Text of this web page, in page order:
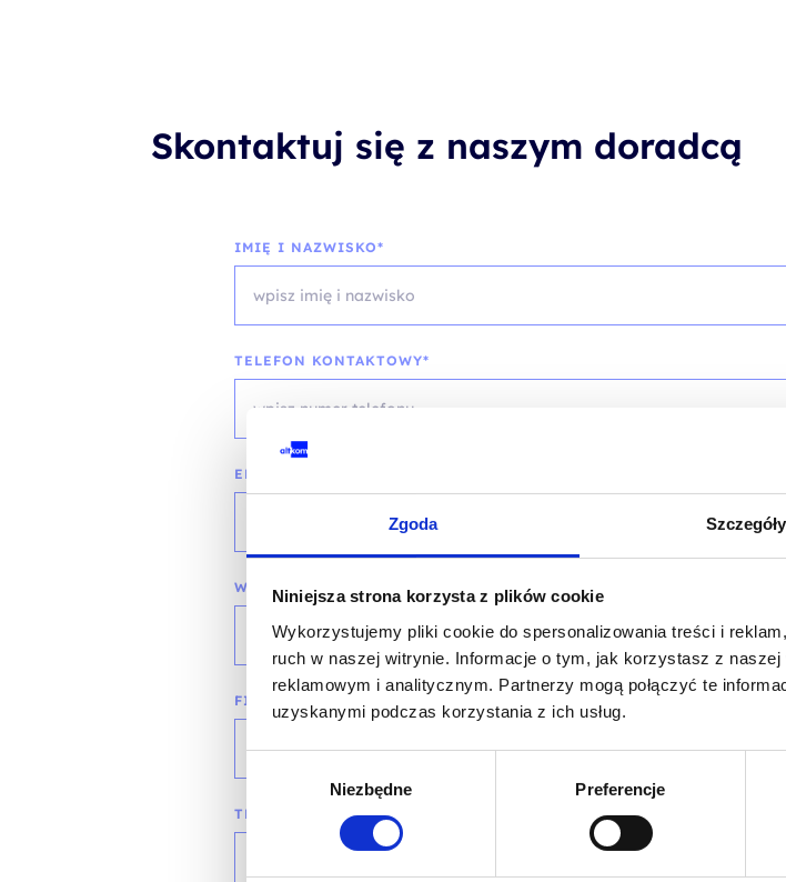
Zgoda Szczegóły
Niniejsza strona korzysta z plików cookie
Wykorzystujemy pliki cookie do spersonalizowania treści i
ruch w naszej witrynie. Informacje o tym, jak korzystasz z
reklamowym i analitycznym. Partnerzy mogą połączyć te
uzyskanymi podczas korzystania z ich usług.
Niezbędne Preferencje
Skontaktuj się z naszym doradcą
IMIĘ I NAZWISKO*
TELEFON KONTAKTOWY*
EMAIL*
WOJEWÓDZTWO*
wybierz województwo
FIRMA
TREŚĆ WIADOMOŚCI*